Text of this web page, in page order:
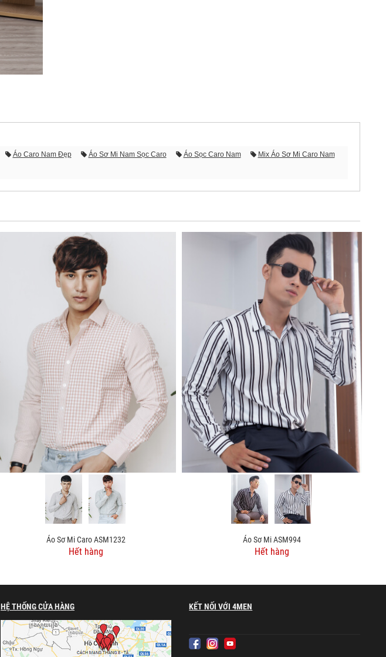
Áo Caro Nam Đẹp Áo Sơ Mi Nam Sọc Caro Áo Sọc Caro Nam
Mix Áo Sơ Mi Caro Nam
Áo Sơ Mi Caro ASM1232
Hết hàng
Áo Sơ Mi ASM994
Hết hàng
HỆ THỐNG CỬA HÀNG KẾT NỐI VỚI 4MEN